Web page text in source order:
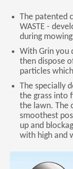
The patented
WASTE -
during
With Grin you
then dispose
particles
The specially
the grass into
the lawn. The
smoothest
up and
with high and